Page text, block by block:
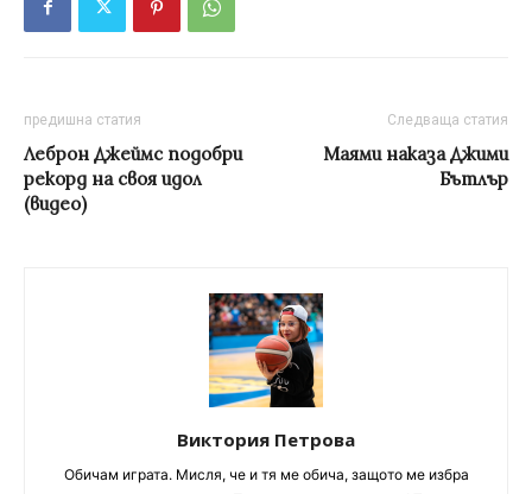
предишна статия
Леброн Джеймс подобри
рекорд на своя идол
(видео)
Следваща статия
Маями наказа Джими
Бътлър
Виктория Петрова
Обичам играта. Мисля, че и тя ме обича, защото ме избра